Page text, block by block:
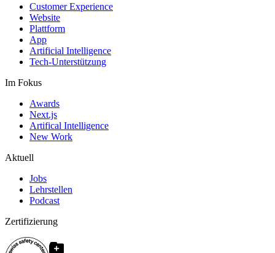
Customer Experience
Website
Plattform
App
Artificial Intelligence
Tech-Unterstützung
Im Fokus
Awards
Next.js
Artifical Intelligence
New Work
Aktuell
Jobs
Lehrstellen
Podcast
Zertifizierung